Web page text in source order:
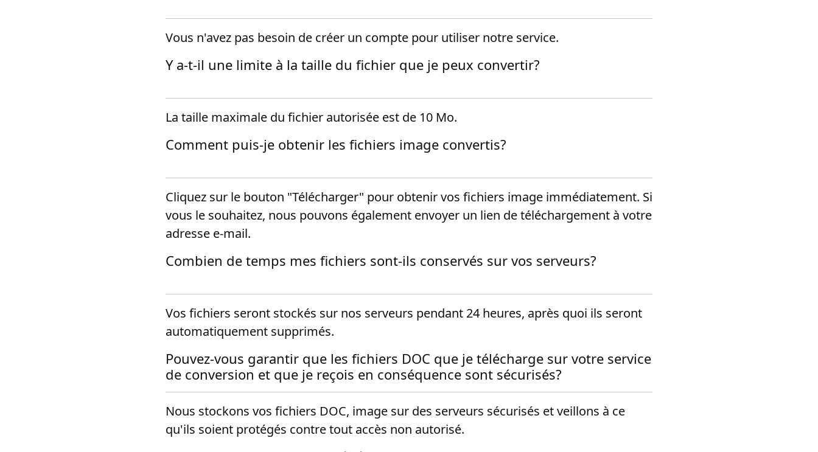
Vous n'avez pas besoin de créer un compte pour utiliser notre service.
Y a-t-il une limite à la taille du fichier que je peux convertir?
La taille maximale du fichier autorisée est de 10 Mo.
Comment puis-je obtenir les fichiers image convertis?
Cliquez sur le bouton "Télécharger" pour obtenir vos fichiers image immédiatement. Si
vous le souhaitez, nous pouvons également envoyer un lien de téléchargement à votre
adresse e-mail.
Combien de temps mes fichiers sont-ils conservés sur vos serveurs?
Vos fichiers seront stockés sur nos serveurs pendant 24 heures, après quoi ils seront
automatiquement supprimés.
Pouvez-vous garantir que les fichiers DOC que je télécharge sur votre service
de conversion et que je reçois en conséquence sont sécurisés?
Nous stockons vos fichiers DOC, image sur des serveurs sécurisés et veillons à ce
qu'ils soient protégés contre tout accès non autorisé.